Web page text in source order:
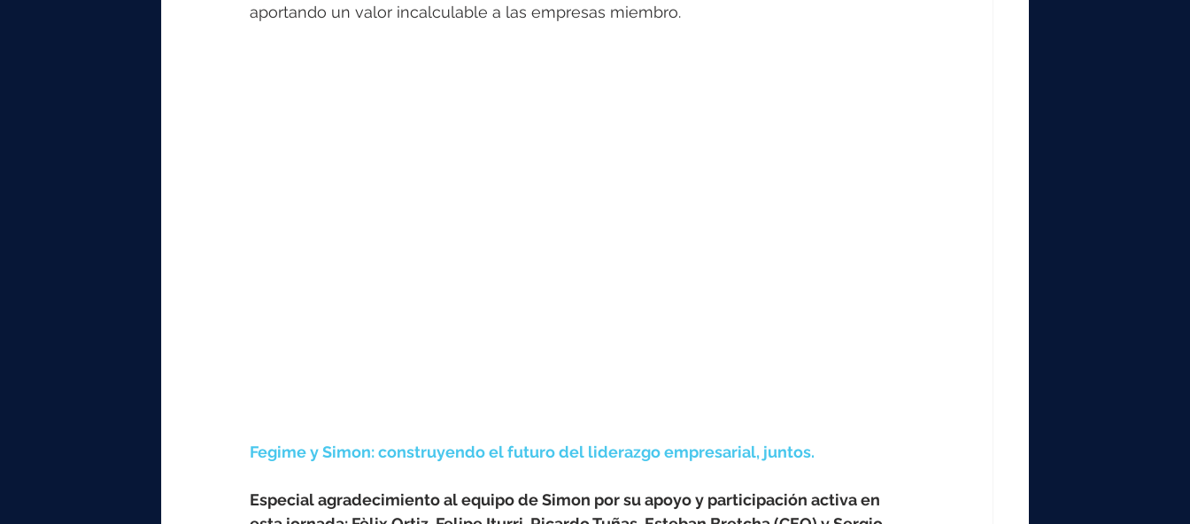
aportando un valor incalculable a las empresas miembro.
Fegime y Simon: construyendo el futuro del liderazgo empresarial, juntos.
Especial agradecimiento al equipo de Simon por su apoyo y participación activa en